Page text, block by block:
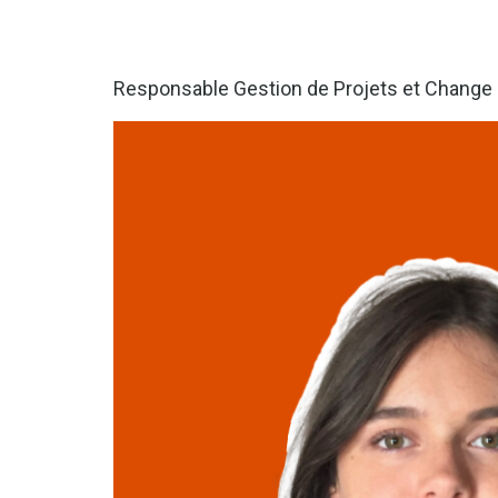
Responsable Gestion de Projets et